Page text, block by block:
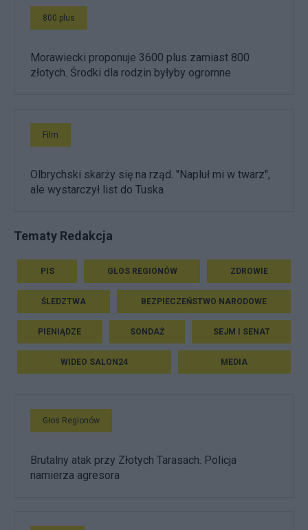
800 plus
Morawiecki proponuje 3600 plus zamiast 800
złotych. Środki dla rodzin byłyby ogromne
Film
Olbrychski skarży się na rząd. "Napluł mi w twarz",
ale wystarczył list do Tuska
Tematy Redakcja
PIS GŁOS REGIONÓW ZDROWIE
ŚLEDZTWA BEZPIECZEŃSTWO NARODOWE
PIENIĄDZE SONDAŻ SEJM I SENAT
WIDEO SALON24 MEDIA
Głos Regionów
Brutalny atak przy Złotych Tarasach. Policja
namierza agresora